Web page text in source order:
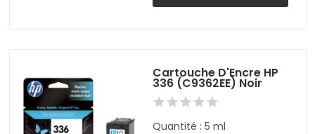
Cartouche D'Encre HP
336 (C9362EE) Noir
Quantité : 5 ml